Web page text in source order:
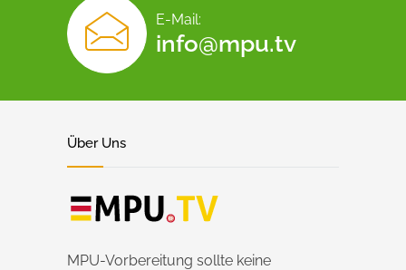
E-Mail:
info@mpu.tv
Über Uns
MPU-Vorbereitung sollte keine